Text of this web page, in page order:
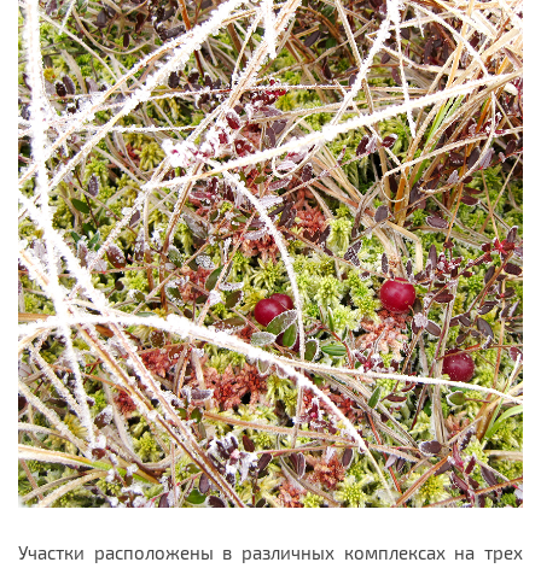
Участки расположены в различных комплексах на трех